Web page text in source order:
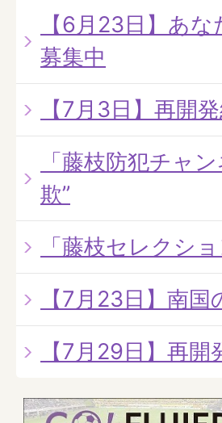
【6月23日】あ
募集中
【7月3日】再開
「藤枝防犯チャ
欺”
「藤枝セレクシ
【7月23日】南
【7月29日】再